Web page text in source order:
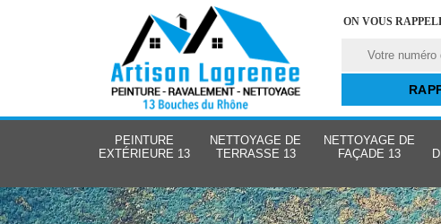
ON VOUS
PEINTURE
EXTÉRIEURE 13
NETTOYAGE DE
TERRASSE 13
NETTOYAGE DE
FAÇADE 13